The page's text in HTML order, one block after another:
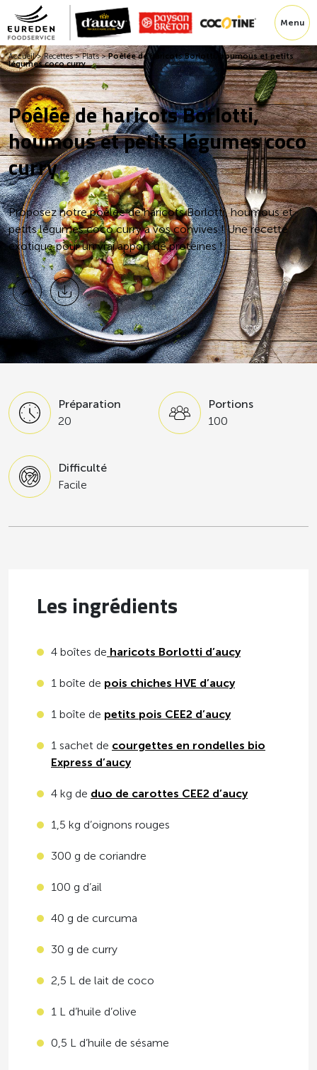
Menu
Accueil>Recettes>Plats>Poêlée de haricots Borlotti, houmous et petits
légumes coco curry
Poêlée de haricots Borlotti,
houmous et petits légumes coco
curry
Proposez notre poêlée de haricots Borlotti, houmous et
petits légumes coco curry à vos convives ! Une recette
exotique pour un vrai apport de protéines !
Préparation
20
Portions
100
Difficulté
Facile
Les ingrédients
4 boîtes de haricots Borlotti d’aucy
1 boîte de pois chiches HVE d’aucy
1 boîte de petits pois CEE2 d’aucy
1 sachet de courgettes en rondelles bio
Express d’aucy
4 kg de duo de carottes CEE2 d’aucy
1,5 kg d’oignons rouges
300 g de coriandre
100 g d’ail
40 g de curcuma
30 g de curry
2,5 L de lait de coco
1 L d’huile d’olive
0,5 L d’huile de sésame